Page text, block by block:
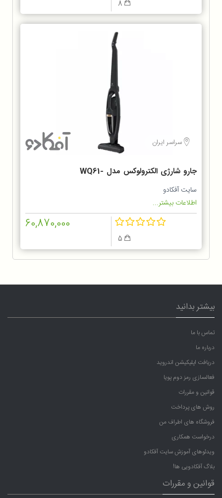
سراسر ایران
جارو شارژی الکترولوکس مدل WQ61-
1OGG
سایت آفکادو
اطلاعات بیشتر...
60,870,000
بیشتر بدانید
تماس با ما
درباره ما
دریافت اپلیکیشن اندروید
فعالسازی رمز دوم پویا
قوانین و مقررات
روش های پرداخت
فروشگاه های اطراف من
درخواست همکاری
ویدئوهای آموزش سایت آفکادو
بلاگ آفکادویی ها!
قوانین و مقررات